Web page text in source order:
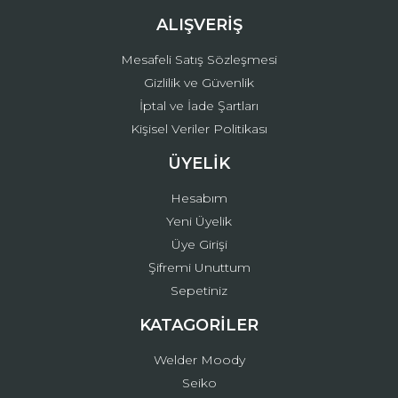
ALIŞVERİŞ
Mesafeli Satış Sözleşmesi
Gizlilik ve Güvenlik
İptal ve İade Şartları
Kişisel Veriler Politikası
ÜYELİK
Hesabım
Yeni Üyelik
Üye Girişi
Şifremi Unuttum
Sepetiniz
KATAGORİLER
Welder Moody
Seiko